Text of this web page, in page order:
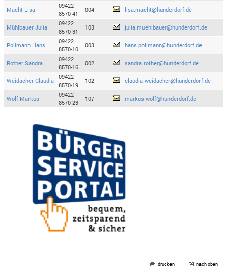
Macht Lisa
09422
8570-41
004 lisa.macht@hunderdorf.de
Mühlbauer Julia
09422
8570-31
103 julia.muehlbauer@hunderdorf.de
Pollmann Hans
09422
8570-10
003 hans.pollmann@hunderdorf.de
Rother Sandra
09422
8570-16
002 sandra.rother@hunderdorf.de
Weidacher Claudia
09422
8570-19
102 claudia.weidacher@hunderdorf.de
Wolf Markus
09422
8570-23
107 markus.wolf@hunderdorf.de
drucken nach oben